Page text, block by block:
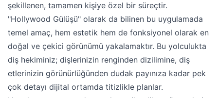
şekillenen, tamamen kişiye özel bir süreçtir.
"Hollywood Gülüşü" olarak da bilinen bu uygulamada
temel amaç, hem estetik hem de fonksiyonel olarak en
doğal ve çekici görünümü yakalamaktır. Bu yolculukta
diş hekiminiz; dişlerinizin renginden dizilimine, diş
etlerinizin görünürlüğünden dudak payınıza kadar pek
çok detayı dijital ortamda titizlikle planlar.